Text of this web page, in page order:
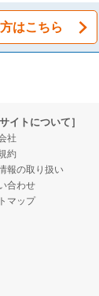
はこちら
サイトについて］
社
約
報の取り扱い
合わせ
マップ